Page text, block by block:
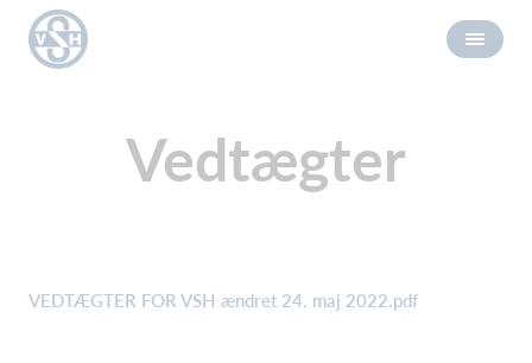
Vedtægter
VEDTÆGTER FOR VSH ændret 24. maj 2022.pdf